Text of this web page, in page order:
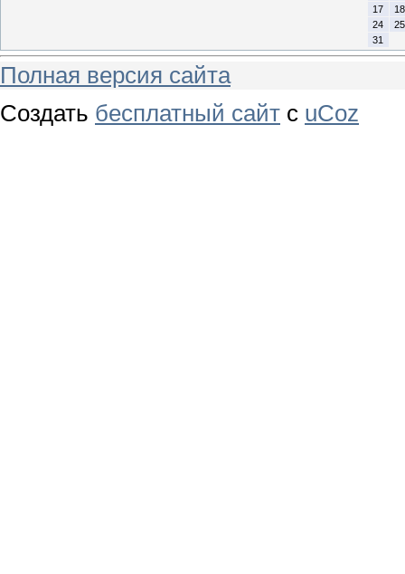
17
18
24
25
31
Полная версия сайта
Создать бесплатный сайт с uCoz